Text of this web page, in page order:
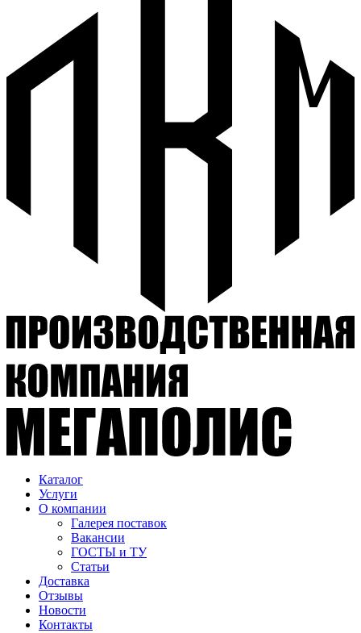
Каталог
Услуги
О компании
Галерея поставок
Вакансии
ГОСТЫ и ТУ
Статьи
Доставка
Отзывы
Новости
Контакты